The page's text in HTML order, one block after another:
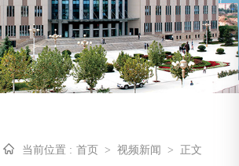
当前位置 : 首页 > 视频新闻 > 正文